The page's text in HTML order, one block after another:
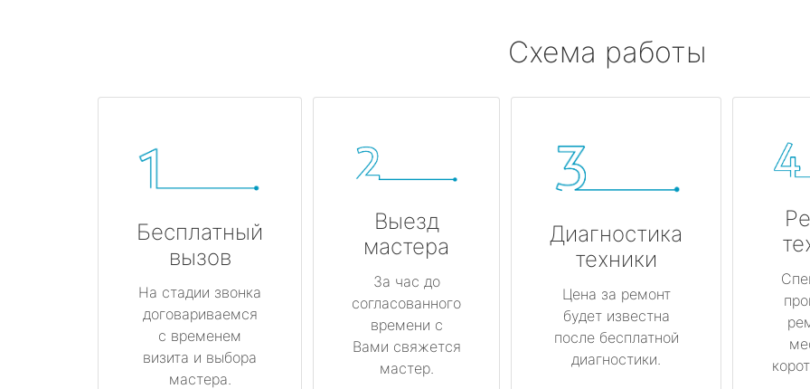
Схема работы
Бесплатный
вызов
На стадии звонка
договариваемся
с временем
визита и выбора
мастера.
Выезд
мастера
За час до
согласованного
времени с
Вами свяжется
мастер.
Диагностика
техники
Цена за ремонт
будет известна
после бесплатной
диагностики.